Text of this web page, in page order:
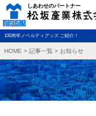
100周年ノベルティグッズ ご紹介！
HOME > 記事一覧 > お知らせ